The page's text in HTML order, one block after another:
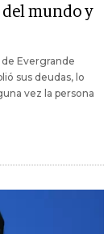
del mundo y
Evergrande
sus deudas, lo
vez la persona